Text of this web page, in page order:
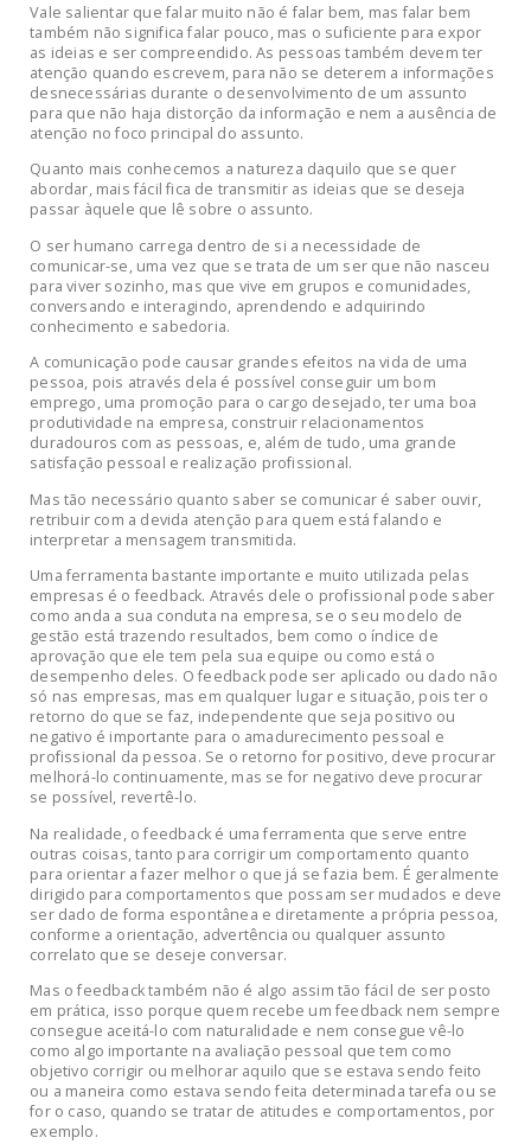
Vale salientar que falar muito não é falar bem, mas falar bem
também não significa falar pouco, mas o suficiente para expor
as ideias e ser compreendido. As pessoas também devem ter
atenção quando escrevem, para não se deterem a informações
desnecessárias durante o desenvolvimento de um assunto
para que não haja distorção da informação e nem a ausência de
atenção no foco principal do assunto.
Quanto mais conhecemos a natureza daquilo que se quer
abordar, mais fácil fica de transmitir as ideias que se deseja
passar àquele que lê sobre o assunto.
O ser humano carrega dentro de si a necessidade de
comunicar-se, uma vez que se trata de um ser que não nasceu
para viver sozinho, mas que vive em grupos e comunidades,
conversando e interagindo, aprendendo e adquirindo
conhecimento e sabedoria.
A comunicação pode causar grandes efeitos na vida de uma
pessoa, pois através dela é possível conseguir um bom
emprego, uma promoção para o cargo desejado, ter uma boa
produtividade na empresa, construir relacionamentos
duradouros com as pessoas, e, além de tudo, uma grande
satisfação pessoal e realização profissional.
Mas tão necessário quanto saber se comunicar é saber ouvir,
retribuir com a devida atenção para quem está falando e
interpretar a mensagem transmitida.
Uma ferramenta bastante importante e muito utilizada pelas
empresas é o feedback. Através dele o profissional pode saber
como anda a sua conduta na empresa, se o seu modelo de
gestão está trazendo resultados, bem como o índice de
aprovação que ele tem pela sua equipe ou como está o
desempenho deles. O feedback pode ser aplicado ou dado não
só nas empresas, mas em qualquer lugar e situação, pois ter o
retorno do que se faz, independente que seja positivo ou
negativo é importante para o amadurecimento pessoal e
profissional da pessoa. Se o retorno for positivo, deve procurar
melhorá-lo continuamente, mas se for negativo deve procurar
se possível, revertê-lo.
Na realidade, o feedback é uma ferramenta que serve entre
outras coisas, tanto para corrigir um comportamento quanto
para orientar a fazer melhor o que já se fazia bem. É geralmente
dirigido para comportamentos que possam ser mudados e deve
ser dado de forma espontânea e diretamente a própria pessoa,
conforme a orientação, advertência ou qualquer assunto
correlato que se deseje conversar.
Mas o feedback também não é algo assim tão fácil de ser posto
em prática, isso porque quem recebe um feedback nem sempre
consegue aceitá-lo com naturalidade e nem consegue vê-lo
como algo importante na avaliação pessoal que tem como
objetivo corrigir ou melhorar aquilo que se estava sendo feito
ou a maneira como estava sendo feita determinada tarefa ou se
for o caso, quando se tratar de atitudes e comportamentos, por
exemplo.